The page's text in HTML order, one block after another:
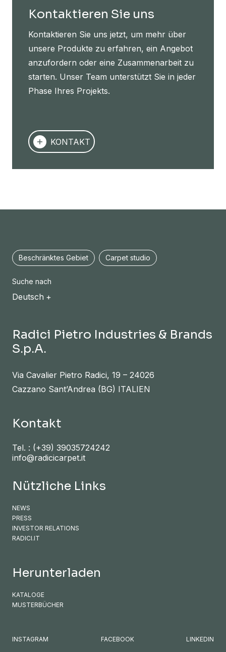
Kontaktieren Sie uns
Kontaktieren Sie uns jetzt, um mehr über
unsere Produkte zu erfahren, ein Angebot
anzufordern oder eine Zusammenarbeit zu
starten. Unser Team unterstützt Sie in jeder
Phase Ihres Projekts.
KONTAKT
Beschränktes Gebiet Carpet studio
Suche nach
Deutsch
Radici Pietro Industries & Brands
S.p.A.
Via Cavalier Pietro Radici, 19 – 24026
Cazzano Sant’Andrea (BG) ITALIEN
Kontakt
Tel. : (+39) 39035724242
info@radicicarpet.it
Nützliche Links
NEWS
PRESS
INVESTOR RELATIONS
RADICI.IT
Herunterladen
KATALOGE
MUSTERBÜCHER
INSTAGRAM FACEBOOK LINKEDIN